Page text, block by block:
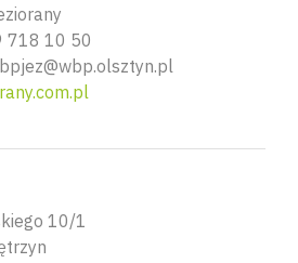
718 10 50
10/1